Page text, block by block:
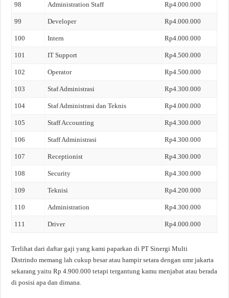
98 Administration Staff Rp4.000.000
99 Developer Rp4.000.000
100 Intern Rp4.000.000
101 IT Support Rp4.500.000
102 Operator Rp4.500.000
103 Staf Administrasi Rp4.300.000
104 Staf Administrasi dan Teknis Rp4.000.000
105 Staff Accounting Rp4.300.000
106 Staff Administrasi Rp4.300.000
107 Receptionist Rp4.300.000
108 Security Rp4.300.000
109 Teknisi Rp4.200.000
110 Administration Rp4.300.000
111 Driver Rp4.000.000
Terlihat dari daftar gaji yang kami paparkan di PT Sinergi Multi
Distrindo memang lah cukup besar atau hampir setara dengan umr jakarta
sekarang yaitu Rp 4.900.000 tetapi tergantung kamu menjabat atau berada
di posisi apa dan dimana.